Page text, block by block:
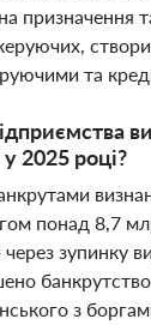
призначення
та
2025 році?
понад 8,7
зупинку
банкрутство
з